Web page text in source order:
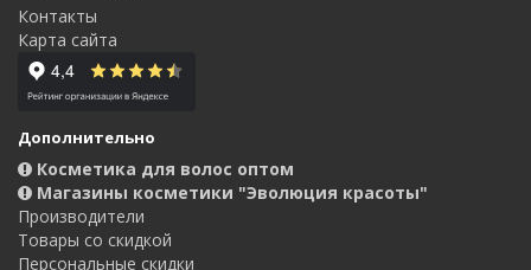
Контакты
Карта сайта
Дополнительно
Косметика для волос оптом
Магазины косметики "Эволюция красоты"
Производители
Товары со скидкой
Персональные скидки